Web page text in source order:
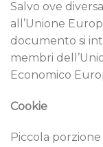
Salvo ove
all’Unione
documento si
membri
Economico
Cookie
Piccola